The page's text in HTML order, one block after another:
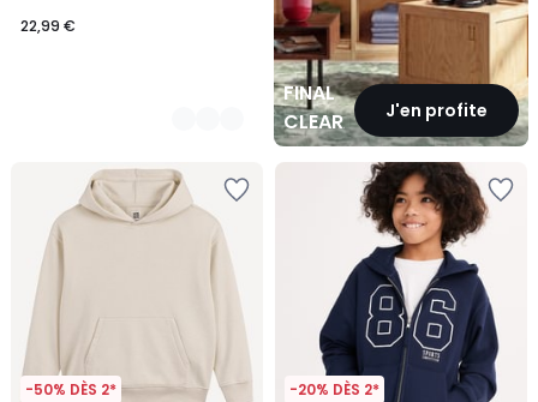
22,99 €
FINAL
CLEARANCEJ'en profite
-50% DÈS 2* -20% DÈS 2*